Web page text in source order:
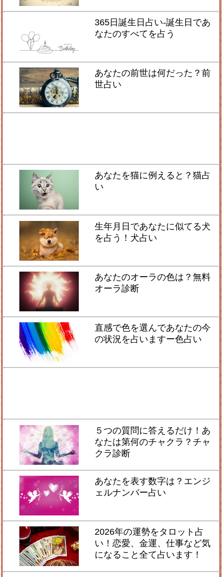
365日誕生日占い-誕生日であ
なたのすべてを占う
あなたの前世は何だった？前
世占い
あなたを猫に例えると？猫占
い
生年月日であなたに似てる犬
を占う！犬占い
あなたのオーラの色は？無料
オーラ診断
直感で色を選んであなたの今
の状況を占いますー色占い
５つの質問に答えるだけ！あ
なたは第何のチャクラ？チャ
クラ診断
あなたを表す数字は？エンジ
ェルナンバー占い
2026年の運勢をタロット占
い！恋愛、金運、仕事など気
になること全て占います！